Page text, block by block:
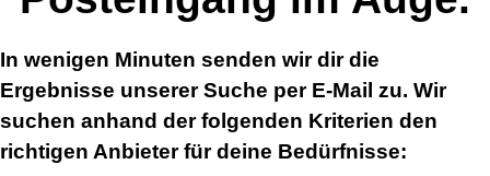
In wenigen Minuten senden wir dir die
Ergebnisse unserer Suche per E-Mail zu. Wir
suchen anhand der folgenden Kriterien den
richtigen Anbieter für deine Bedürfnisse: